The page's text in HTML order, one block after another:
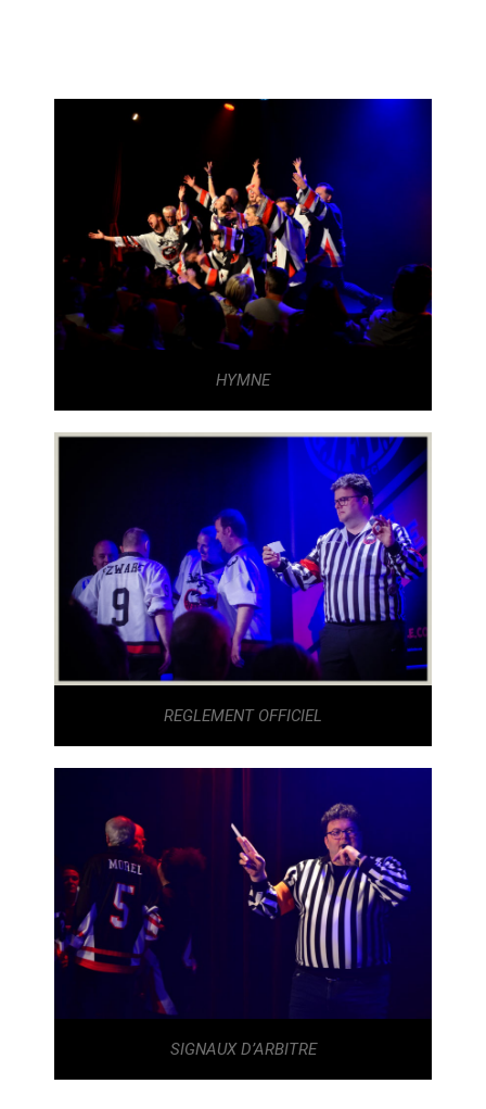
HYMNE
REGLEMENT OFFICIEL
SIGNAUX D’ARBITRE